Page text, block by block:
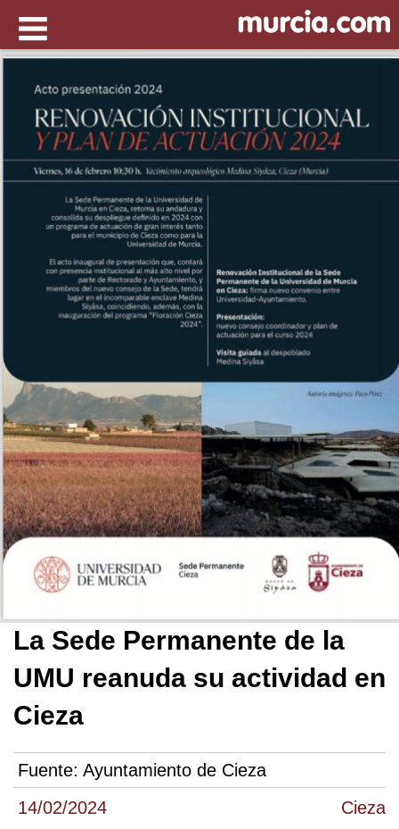
14/02/2024 Cieza
La Sede Permanente de la
UMU reanuda su actividad en
Cieza
Fuente: Ayuntamiento de Cieza